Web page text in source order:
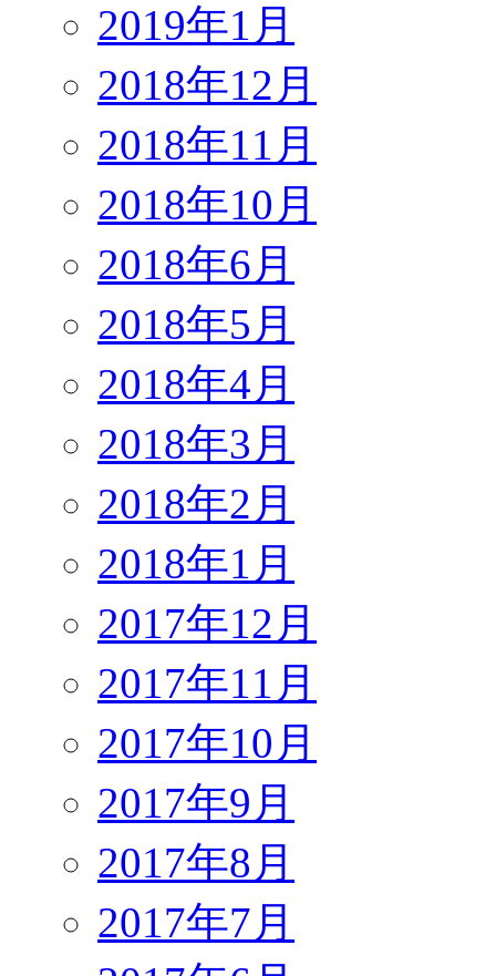
2019年1月
2018年12月
2018年11月
2018年10月
2018年6月
2018年5月
2018年4月
2018年3月
2018年2月
2018年1月
2017年12月
2017年11月
2017年10月
2017年9月
2017年8月
2017年7月